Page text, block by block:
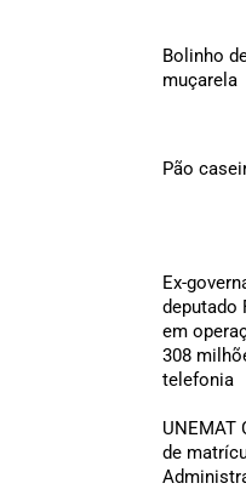
Bolinho
muçarela
Pão
Ex-
deputado
em
308
telefonia
UNEMAT
de